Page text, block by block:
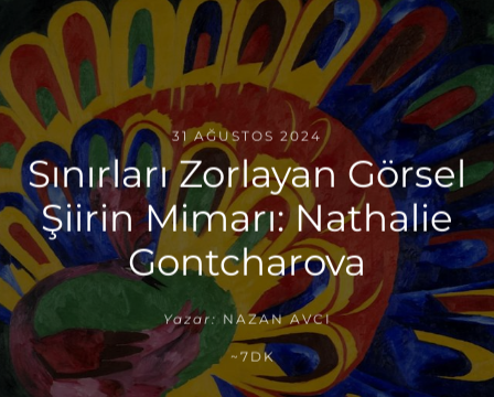
31 AĞUSTOS 2024
Sınırları Zorlayan Görsel
Şiirin Mimarı: Nathalie
Gontcharova
Yazar: NAZAN AVCI
~7DK